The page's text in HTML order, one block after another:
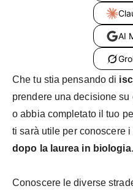
AI
Che tu stia pensando di
prendere una decisione su
o abbia completato il tuo
ti sarà utile per conoscere i
dopo la laurea in biologia.
Conoscere le diverse